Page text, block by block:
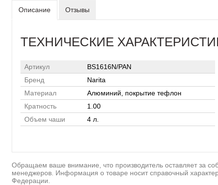
Описание Отзывы
ТЕХНИЧЕСКИЕ
Артикул
BS1616N/PAN
Бренд
Narita
Материал
Алюминий, покрытие тефлон
Кратность
1.00
Объем чаши
4 л.
Обращаем ваше внимание, что производитель оставляет за
менеджеров. Информация о товаре носит справочный
Федерации.